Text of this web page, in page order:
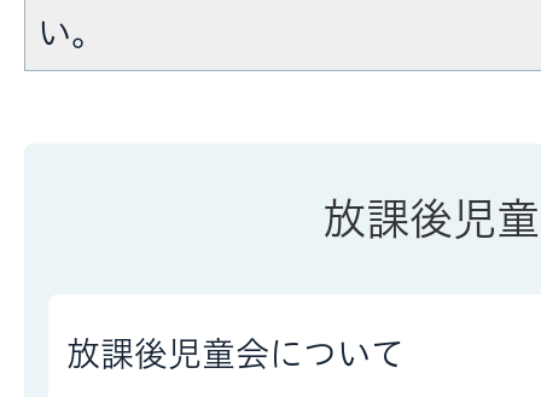
い。
放課後児
放課後児童会について